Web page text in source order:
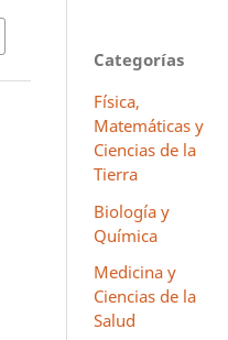
Categorías
Física,
Matemáticas y
Ciencias de la
Tierra
Biología y
Química
Medicina y
Ciencias de la
Salud